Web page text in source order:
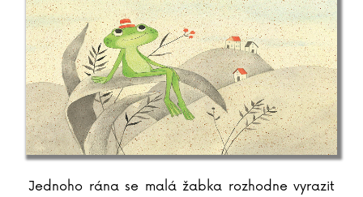
Jednoho rána se malá žabka rozhodne vyrazit